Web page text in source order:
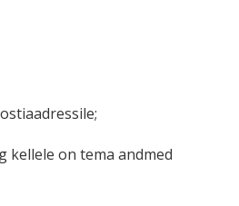
kellele on tema andmed